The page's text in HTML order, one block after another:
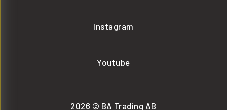
Instagram
Youtube
2026 © BA Trading AB